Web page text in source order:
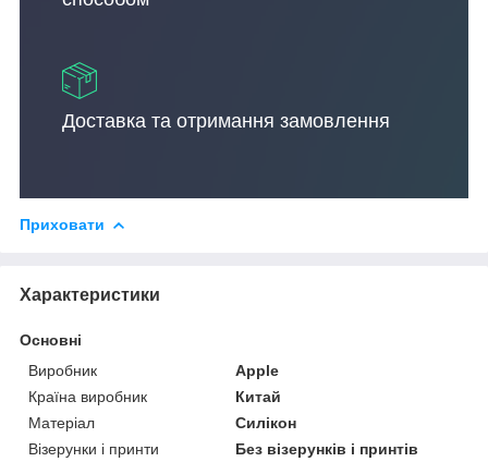
Доставка та отримання замовлення
Приховати
Характеристики
Основні
Виробник
Apple
Країна виробник
Китай
Матеріал
Силікон
Візерунки і принти
Без візерунків і принтів